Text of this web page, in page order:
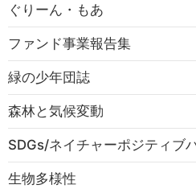
ぐりーん・もあ
ファンド事業報告集
緑の少年団誌
森林と気候変動
SDGs/ネイチャーポジティブ
生物多様性